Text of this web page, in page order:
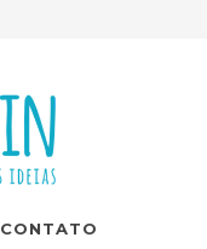
CONTATO